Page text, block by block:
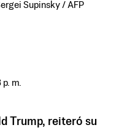
Supinsky / AFP
m.
Trump, reiteró su